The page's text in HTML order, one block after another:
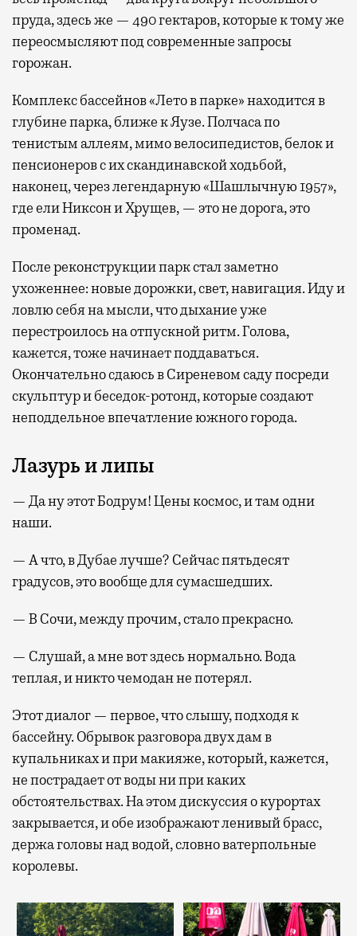
пруда, здесь же — 490 гектаров, которые к тому же
переосмысляют под современные запросы
горожан.
Комплекс бассейнов «Лето в парке» находится в
глубине парка, ближе к Яузе. Полчаса по
тенистым аллеям, мимо велосипедистов, белок и
пенсионеров с их скандинавской ходьбой,
наконец, через легендарную «Шашлычную 1957»,
где ели Никсон и Хрущев, — это не дорога, это
променад.
После реконструкции парк стал заметно
ухоженнее: новые дорожки, свет, навигация. Иду и
ловлю себя на мысли, что дыхание уже
перестроилось на отпускной ритм. Голова,
кажется, тоже начинает поддаваться.
Окончательно сдаюсь в Сиреневом саду посреди
скульптур и беседок-ротонд, которые создают
неподдельное впечатление южного города.
Лазурь и липы
— Да ну этот Бодрум! Цены космос, и там одни
наши.
— А что, в Дубае лучше? Сейчас пятьдесят
градусов, это вообще для сумасшедших.
— В Сочи, между прочим, стало прекрасно.
— Слушай, а мне вот здесь нормально. Вода
теплая, и никто чемодан не потерял.
Этот диалог — первое, что слышу, подходя к
бассейну. Обрывок разговора двух дам в
купальниках и при макияже, который, кажется,
не пострадает от воды ни при каких
обстоятельствах. На этом дискуссия о курортах
закрывается, и обе изображают ленивый брасс,
держа головы над водой, словно ватерпольные
королевы.